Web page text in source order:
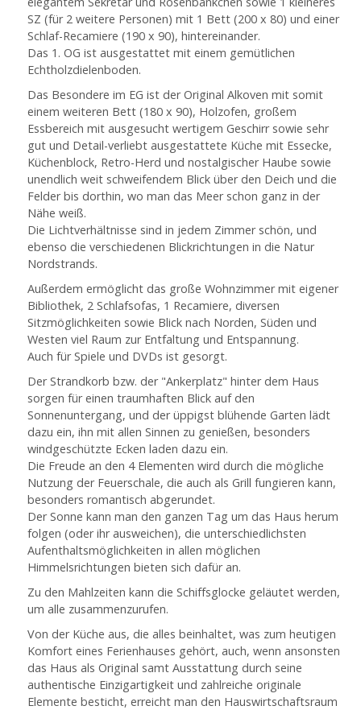
SZ (für 2 weitere Personen) mit 1 Bett (200 x 80) und einer
Schlaf-Recamiere (190 x 90), hintereinander.
Das 1. OG ist ausgestattet mit einem gemütlichen
Echtholzdielenboden.
Das Besondere im EG ist der Original Alkoven mit somit
einem weiteren Bett (180 x 90), Holzofen, großem
Essbereich mit ausgesucht wertigem Geschirr sowie sehr
gut und Detail-verliebt ausgestattete Küche mit Essecke,
Küchenblock, Retro-Herd und nostalgischer Haube sowie
unendlich weit schweifendem Blick über den Deich und die
Felder bis dorthin, wo man das Meer schon ganz in der
Nähe weiß.
Die Lichtverhältnisse sind in jedem Zimmer schön, und
ebenso die verschiedenen Blickrichtungen in die Natur
Nordstrands.
Außerdem ermöglicht das große Wohnzimmer mit eigener
Bibliothek, 2 Schlafsofas, 1 Recamiere, diversen
Sitzmöglichkeiten sowie Blick nach Norden, Süden und
Westen viel Raum zur Entfaltung und Entspannung.
Auch für Spiele und DVDs ist gesorgt.
Der Strandkorb bzw. der "Ankerplatz" hinter dem Haus
sorgen für einen traumhaften Blick auf den
Sonnenuntergang, und der üppigst blühende Garten lädt
dazu ein, ihn mit allen Sinnen zu genießen, besonders
windgeschützte Ecken laden dazu ein.
Die Freude an den 4 Elementen wird durch die mögliche
Nutzung der Feuerschale, die auch als Grill fungieren kann,
besonders romantisch abgerundet.
Der Sonne kann man den ganzen Tag um das Haus herum
folgen (oder ihr ausweichen), die unterschiedlichsten
Aufenthaltsmöglichkeiten in allen möglichen
Himmelsrichtungen bieten sich dafür an.
Zu den Mahlzeiten kann die Schiffsglocke geläutet werden,
um alle zusammenzurufen.
Von der Küche aus, die alles beinhaltet, was zum heutigen
Komfort eines Ferienhauses gehört, auch, wenn ansonsten
das Haus als Original samt Ausstattung durch seine
authentische Einzigartigkeit und zahlreiche originale
Elemente besticht, erreicht man den Hauswirtschaftsraum